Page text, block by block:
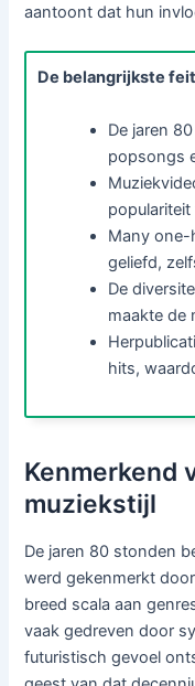
aantoont dat hun
De belangrijkste
De jaren
popsongs
Many one-
geliefd,
De
maakte de
hits,
Kenmerkend
muziekstijl
De jaren 80 stonden
werd gekenmerkt
breed scala aan
vaak gedreven door
futuristisch gevoel